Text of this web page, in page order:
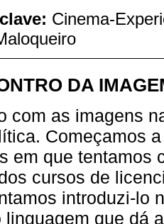
Cinema-
DA
com as imagens
Começamos
em que tentamos
cursos de
introduzi-lo
linguagem que dá